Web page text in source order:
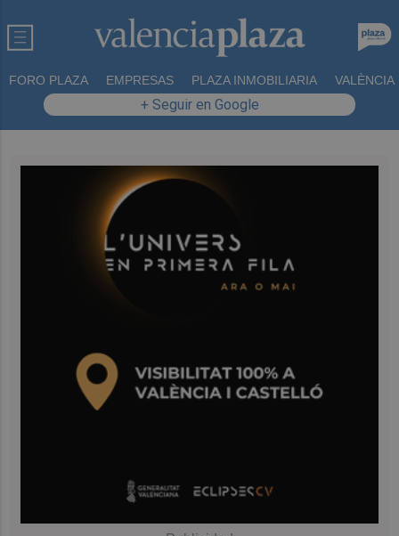
FORO PLAZA EMPRESAS PLAZA INMOBILIARIA VALÈNCIA
+ Seguir en Google